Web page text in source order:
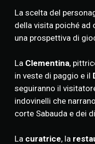
La scelta del
della visita poiché ad
una prospettiva di
La Clementina,
in veste di paggio e il
seguiranno il
indovinelli che
corte Sabauda e dei
La curatrice, la